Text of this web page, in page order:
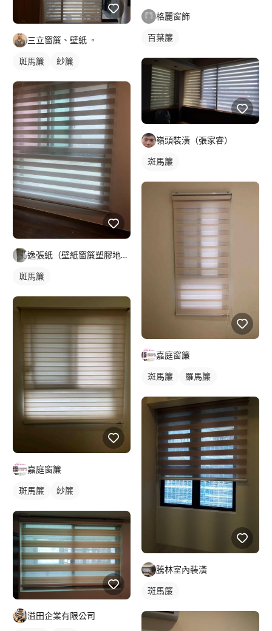
三立窗簾、壁紙 。
斑馬簾 紗簾
逸張紙（壁紙窗簾塑膠地板）
斑馬簾
嘉庭窗簾
斑馬簾 紗簾
溢田企業有限公司
格麗窗飾
百葉簾
嶺頭裝潢（張家睿）
斑馬簾
嘉庭窗簾
斑馬簾 羅馬簾
騰林室內裝潢
斑馬簾